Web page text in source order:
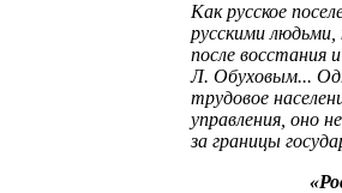
Как русское
русскими
после восстания
Л. Обуховым...
трудовое
управления, оно
за границы